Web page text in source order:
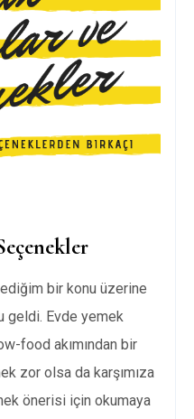
bir konu üzerine
geldi. Evde yemek
food akımından bir
zor olsa da karşımıza
önerisi için okumaya